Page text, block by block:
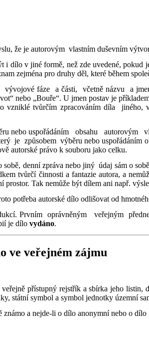
že je autorovým vlastním duševním
i dílo v jiné formě, než zde uvedené,
zejména pro druhy děl, které během
fáze a části, včetně názvu a
nebo „Bouře“. U jmen postav je
vzniklé tvůrčím zpracováním díla
nebo uspořádáním obsahu autorovým
je způsobem výběru nebo
autorské právo k souboru jako celku.
denní zpráva nebo jiný údaj sám o
tvůrčí činnosti a fantazie autora, a
Tak nemůže být dílem ani např.
potřeba autorské dílo odlišovat od
Prvním oprávněným veřejným
je dílo vydáno.
ve veřejném zájmu
přístupný rejstřík a sbírka jeho
státní symbol a symbol jednotky územní
známo a nejde-li o dílo anonymní nebo o